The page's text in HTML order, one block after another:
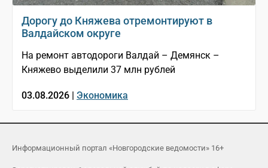
Дорогу до Княжева отремонтируют в
Валдайском округе
На ремонт автодороги Валдай – Демянск –
Княжево выделили 37 млн рублей
03.08.2026 | Экономика
Информационный портал «Новгородские ведомости» 16+